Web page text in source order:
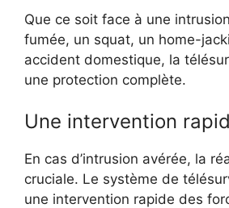
Que ce soit face à une
fumée, un squat, un home-
accident domestique, la
une protection complète.
Une intervention
En cas d’intrusion avérée, la
cruciale. Le système de
une intervention rapide des